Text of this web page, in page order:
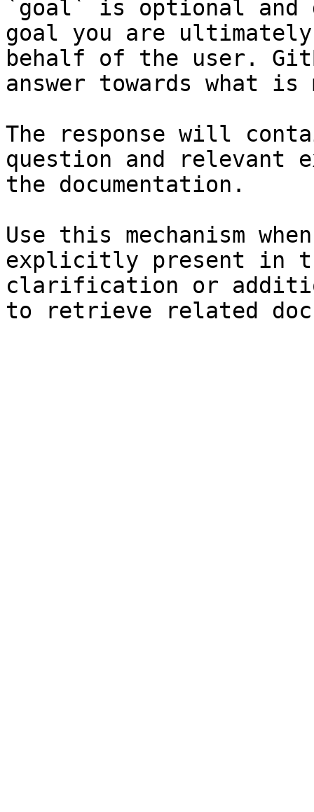
`goal` is optional and
goal you are
behalf of the user.
answer towards what
The response will
question and relevant
the documentation.
Use this mechanism
explicitly present in
clarification or